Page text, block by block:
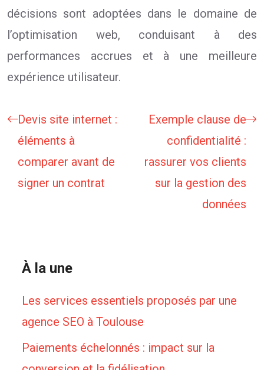
décisions sont adoptées dans le domaine de
l’optimisation web, conduisant à des
performances accrues et à une meilleure
expérience utilisateur.
Devis site internet :
éléments à
comparer avant de
signer un contrat
Exemple clause de
confidentialité :
rassurer vos clients
sur la gestion des
données
À la une
Les services essentiels proposés par une
agence SEO à Toulouse
Paiements échelonnés : impact sur la